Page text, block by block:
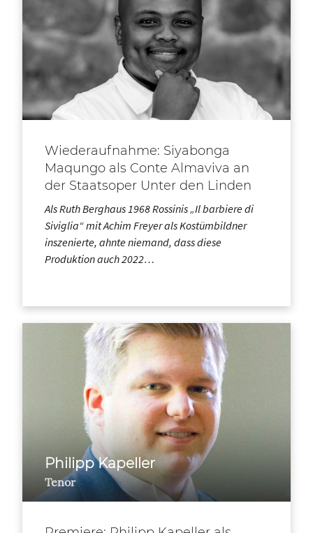
Wiederaufnahme: Siyabonga
Maqungo als Conte Almaviva an
der Staatsoper Unter den Linden
Als Ruth Berghaus 1968 Rossinis „Il barbiere di
Siviglia“ mit Achim Freyer als Kostümbildner
inszenierte, ahnte niemand, dass diese
Produktion auch 2022…
Philipp Kapeller
Tenor